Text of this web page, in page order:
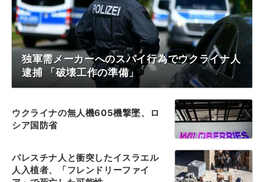
独軍需メーカーへのスパイ行為でウクライナ人
逮捕 「破壊工作の準備」
ウクライナの無人機605機撃墜、ロ
シア国防省
パレスチナ人と衝突したイスラエル
人入植者、「フレンドリーファイ